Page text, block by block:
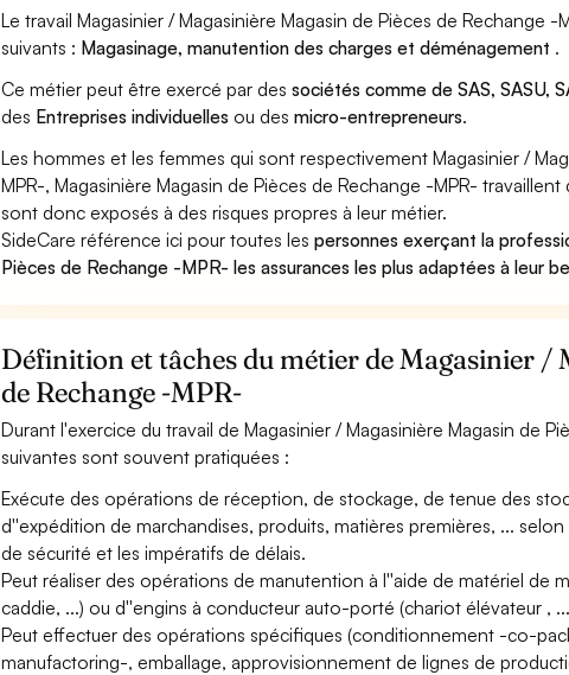
Le travail Magasinier / Magasinière Magasin de Pièces de Rechange
suivants : Magasinage, manutention des charges et déménagement .
Ce métier peut être exercé par dessociétés comme de SAS, SASU,
des Entreprises individuelles ou desmicro-entrepreneurs.
Les hommes et les femmes qui sont respectivement Magasinier /
MPR-, Magasinière Magasin de Pièces de Rechange -MPR-
sont donc exposés à des risques propres à leur métier.
SideCare référence ici pour toutes lespersonnes exerçant la
Pièces de Rechange -MPR- les assurances les plus adaptées à leur
Définition et tâches du métier de Magasinier /
de Rechange -MPR-
Durant l'exercice du travail de Magasinier / Magasinière Magasin de
suivantes sont souvent pratiquées :
Exécute des opérations de réception, de stockage, de tenue des
d''expédition de marchandises, produits, matières premières, ...
de sécurité et les impératifs de délais.
Peut réaliser des opérations de manutention à l''aide de matériel de
caddie, ...) ou d''engins à conducteur auto-porté (chariot élévateur ,
Peut effectuer des opérations spécifiques (conditionnement -co-
manufactoring-, emballage, approvisionnement de lignes de